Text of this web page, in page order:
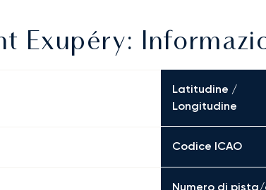
Exupéry:
Latitudine /
Longitudine
Codice ICAO
Numero di